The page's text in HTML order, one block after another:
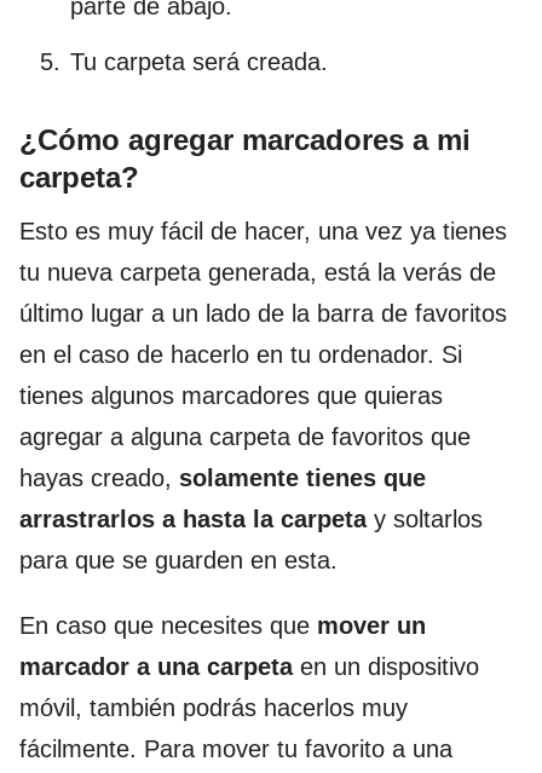
parte de abajo.
Tu carpeta será creada.
¿Cómo agregar marcadores a mi
carpeta?
Esto es muy fácil de hacer, una vez ya tienes
tu nueva carpeta generada, está la verás de
último lugar a un lado de la barra de favoritos
en el caso de hacerlo en tu ordenador. Si
tienes algunos marcadores que quieras
agregar a alguna carpeta de favoritos que
hayas creado, solamente tienes que
arrastrarlos a hasta la carpetay soltarlos
para que se guarden en esta.
En caso que necesites que mover un
marcador a una carpetaen un dispositivo
móvil, también podrás hacerlos muy
fácilmente. Para mover tu favorito a una